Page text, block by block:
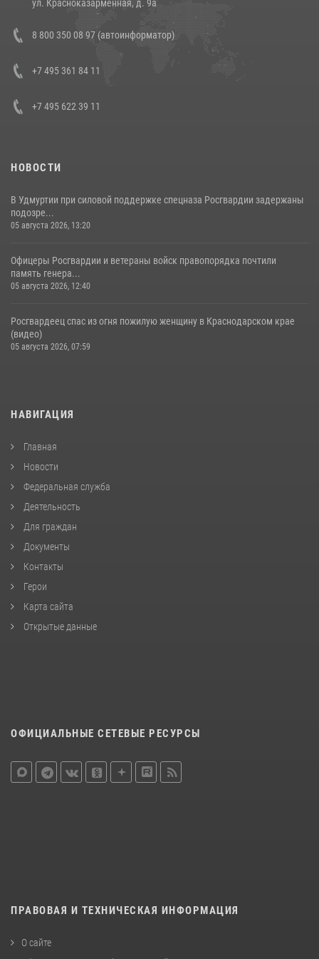
В Росгвардии прошла военно-научная конференция по обобщению
боевого опыта
ул. Красноказарменная, д. 9а
8 800 350 08 97 (автоинформатор)
+7 495 361 84 11
+7 495 622 39 11
НОВОСТИ
В Удмуртии при силовой поддержке спецназа Росгвардии задержаны
подозре...
05 августа 2026, 13:20
Офицеры Росгвардии и ветераны войск правопорядка почтили
память генера...
05 августа 2026, 12:40
Росгвардеец спас из огня пожилую женщину в Краснодарском крае
(видео)
05 августа 2026, 07:59
НАВИГАЦИЯ
Главная
Новости
Федеральная служба
Деятельность
Для граждан
Документы
Контакты
Герои
Карта сайта
Открытые данные
ОФИЦИАЛЬНЫЕ СЕТЕВЫЕ РЕСУРСЫ
ПРАВОВАЯ И ТЕХНИЧЕСКАЯ ИНФОРМАЦИЯ
О сайте